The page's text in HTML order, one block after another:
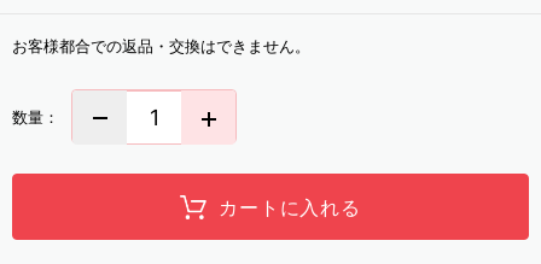
お客様都合での返品・交換はできません。
数量：
カートに入れる